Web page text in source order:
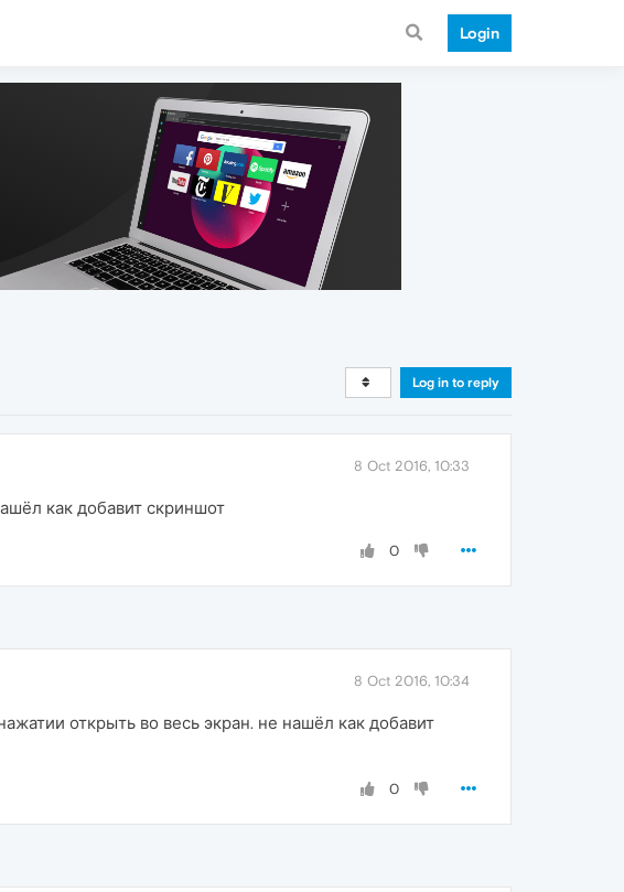
Login
Log in to reply
8 Oct 2016, 10:33
как добавит скриншот
0
8 Oct 2016, 10:34
открыть во весь экран. не нашёл как добавит
0